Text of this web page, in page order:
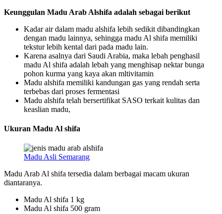
Keunggulan Madu Arab Alshifa adalah sebagai berikut
Kadar air dalam madu alshifa lebih sedikit dibandingkan
dengan madu lainnya, sehingga madu Al shifa memiliki
tekstur lebih kental dari pada madu lain.
Karena asalnya dari Saudi Arabia, maka lebah penghasil
madu Al shifa adalah lebah yang menghisap nektar bunga
pohon kurma yang kaya akan mltivitamin
Madu alshifa memiliki kandungan gas yang rendah serta
terbebas dari proses fermentasi
Madu alshifa telah bersertifikat SASO terkait kulitas dan
keaslian madu,
Ukuran Madu Al shifa
Madu Asli Semarang
Madu Arab Al shifa tersedia dalam berbagai macam ukuran
diantaranya.
Madu Al shifa 1 kg
Madu Al shifa 500 gram